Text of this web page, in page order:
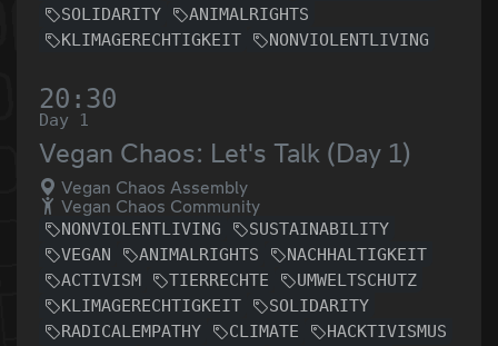
SOLIDARITY
ANIMALRIGHTS
KLIMAGERECHTIGKEIT
NONVIOLENTLIVING
20:30
Day 1
Vegan Chaos: Let's Talk (Day 1)
Vegan Chaos Assembly
Vegan Chaos Community
NONVIOLENTLIVING
SUSTAINABILITY
VEGAN
ANIMALRIGHTS
NACHHALTIGKEIT
ACTIVISM
TIERRECHTE
UMWELTSCHUTZ
KLIMAGERECHTIGKEIT
SOLIDARITY
RADICALEMPATHY
CLIMATE
HACKTIVISMUS